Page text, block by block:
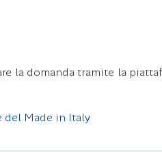
la domanda tramite la
del Made in Italy